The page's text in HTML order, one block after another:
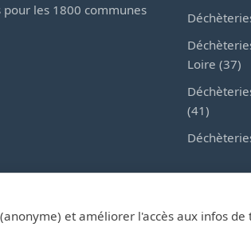
pour les 1800 communes
Loire (37)
(41)
— Site
et améliorer l'accès aux infos